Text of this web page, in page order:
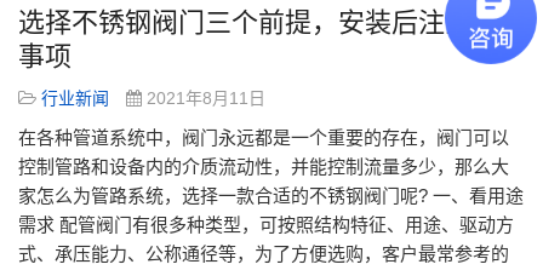
选择不锈钢阀门三个前提，安装后注意三个
事项
行业新闻 2021年8月11日
在各种管道系统中，阀门永远都是一个重要的存在，阀门可以
控制管路和设备内的介质流动性，并能控制流量多少，那么大
家怎么为管路系统，选择一款合适的不锈钢阀门呢? 一、看用途
需求 配管阀门有很多种类型，可按照结构特征、用途、驱动方
式、承压能力、公称通径等，为了方便选购，客户最常参考的